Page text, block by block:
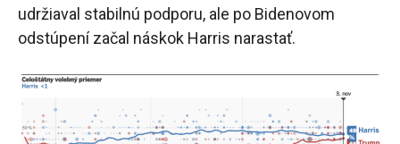
udržiaval stabilnú podporu, ale po Bidenovom
odstúpení začal náskok Harris narastať.